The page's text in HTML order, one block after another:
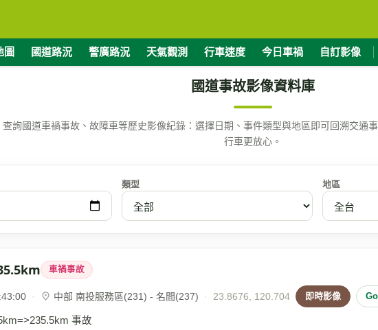
圖 國道路況 警廣路況 天氣觀測 行車速度 今日車禍 自訂影像
國道事故影像資料庫
查詢國道車禍事故、故障車等歷史影像紀錄：選擇日期、事件類型與地區即可回溯交通
行車更放心。
類型 地區
車禍事故
· 中部 南投服務區(231) - 名間(237) · 23.8676, 120.704 即時影像
事故